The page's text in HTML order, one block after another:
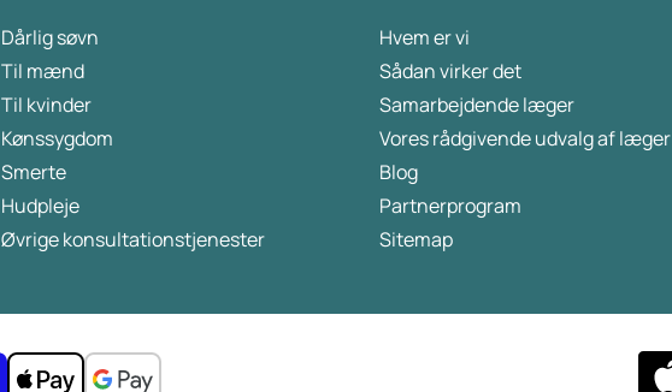
Dårlig søvn
Til mænd
Til kvinder
Kønssygdom
Smerte
Hudpleje
Øvrige konsultationstjenester
Hvem er vi
Sådan virker det
Samarbejdende læger
Vores rådgivende udvalg af læger
Blog
Partnerprogram
Sitemap